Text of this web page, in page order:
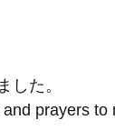
した。
prayers to